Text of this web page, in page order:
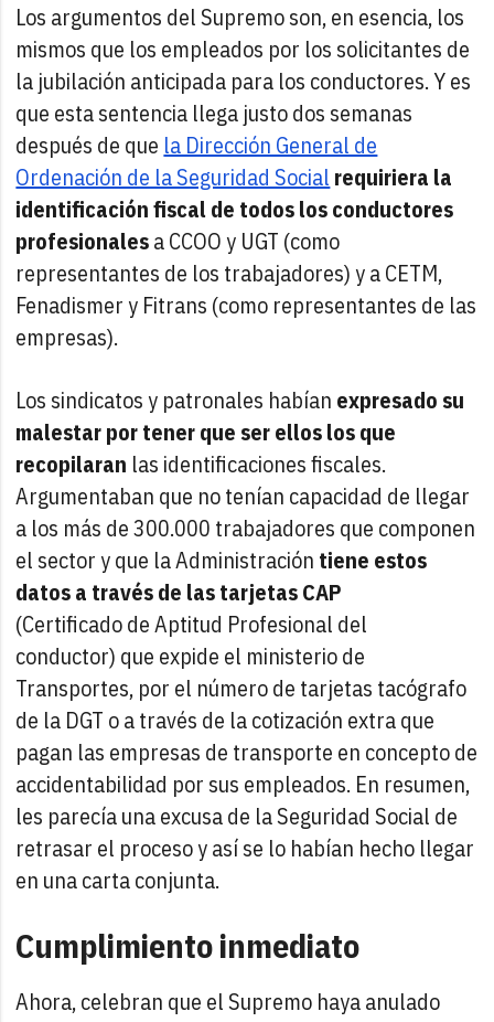
Los argumentos del Supremo son, en esencia, los
mismos que los empleados por los solicitantes de
la jubilación anticipada para los conductores. Y es
que esta sentencia llega justo dos semanas
después de que la Dirección General de
Ordenación de la Seguridad Social requiriera la
identificación fiscal de todos los conductores
profesionalesa CCOO y UGT (como
representantes de los trabajadores) y a CETM,
Fenadismer y Fitrans (como representantes de las
empresas).
Los sindicatos y patronales habían expresado su
malestar por tener que ser ellos los que
recopilaran las identificaciones fiscales.
Argumentaban que no tenían capacidad de llegar
a los más de 300.000 trabajadores que componen
el sector y que la Administración tiene estos
datos a través de las tarjetas CAP
(Certificado de Aptitud Profesional del
conductor) que expide el ministerio de
Transportes, por el número de tarjetas tacógrafo
de la DGT o a través de la cotización extra que
pagan las empresas de transporte en concepto de
accidentabilidad por sus empleados. En resumen,
les parecía una excusa de la Seguridad Social de
retrasar el proceso y así se lo habían hecho llegar
en una carta conjunta.
Cumplimiento inmediato
Ahora, celebran que el Supremo haya anulado